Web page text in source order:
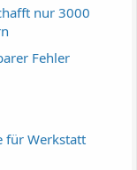
nur 3000
Fehler
für Werkstatt